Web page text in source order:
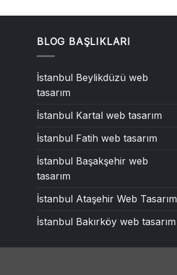
BLOG BAŞLIKLARI
İstanbul Beylikdüzü web
tasarım
İstanbul Kartal web tasarım
İstanbul Fatih web tasarım
İstanbul Başakşehir web
tasarım
İstanbul Ataşehir Web Tasarım
İstanbul Bakırköy web tasarım